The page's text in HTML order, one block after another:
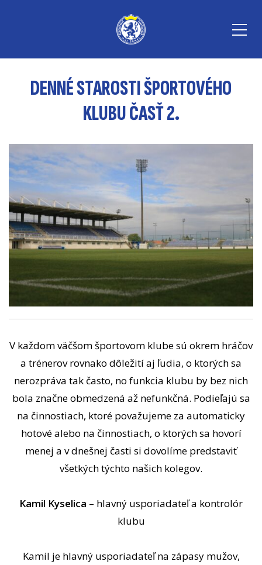
DENNÉ STAROSTI ŠPORTOVÉHO
KLUBU ČASŤ 2.
V každom väčšom športovom klube sú okrem hráčov
a trénerov rovnako dôležití aj ľudia, o ktorých sa
nerozpráva tak často, no funkcia klubu by bez nich
bola značne obmedzená až nefunkčná. Podieľajú sa
na činnostiach, ktoré považujeme za automaticky
hotové alebo na činnostiach, o ktorých sa hovorí
menej a v dnešnej časti si dovolíme predstaviť
všetkých týchto našich kolegov.
Kamil Kyselica – hlavný usporiadateľ a kontrolór
klubu
Kamil je hlavný usporiadateľ na zápasy mužov,